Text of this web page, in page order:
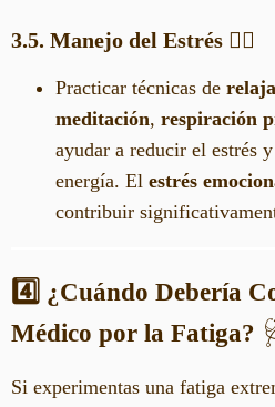
3.5. Manejo del Estrés 🧘‍♀️
Practicar técnicas de
meditación, respiración
ayudar a reducir el estrés
energía. El estrés
contribuir
4️⃣ ¿Cuándo Debería
Médico por la Fatiga?
Si experimentas una fatiga